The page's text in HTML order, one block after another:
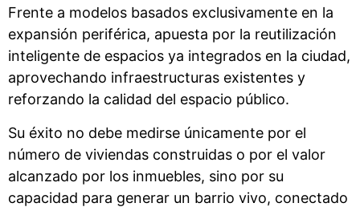
Frente a modelos basados exclusivamente en la
expansión periférica, apuesta por la reutilización
inteligente de espacios ya integrados en la ciudad,
aprovechando infraestructuras existentes y
reforzando la calidad del espacio público.
Su éxito no debe medirse únicamente por el
número de viviendas construidas o por el valor
alcanzado por los inmuebles, sino por su
capacidad para generar un barrio vivo, conectado